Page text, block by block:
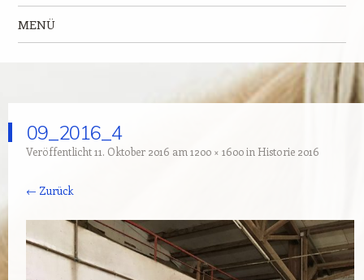
MENÜ
09_2016_4
Veröffentlicht11. Oktober 2016 am 1200 × 1600in Historie 2016
← Zurück